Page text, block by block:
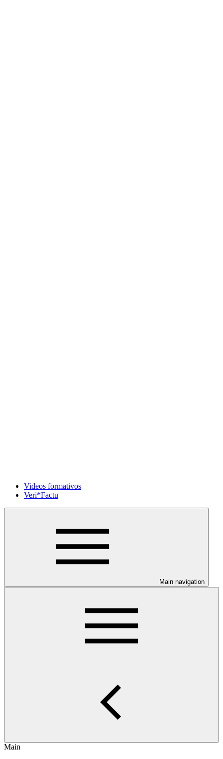
Videos formativos
Veri*Factu
Main navigation
Main